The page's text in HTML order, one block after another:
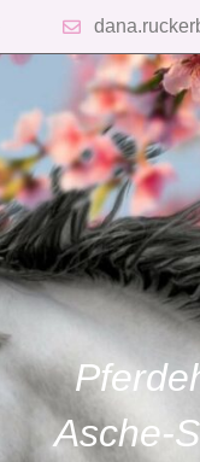
Asche-